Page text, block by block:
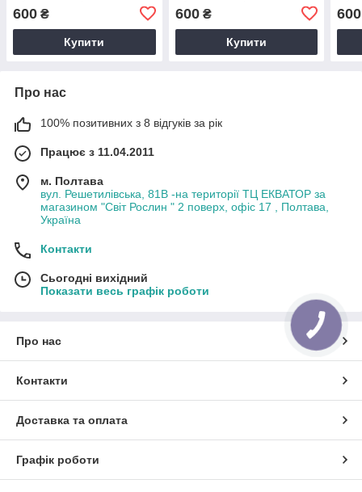
600 ₴
Купити
600₴
Купити
600
Про нас
100% позитивних з 8 відгуків за рік
Працює з 11.04.2011
м. Полтава
вул. Решетилівська, 81В -на території ТЦ ЕКВАТОР за
магазином "Світ Рослин " 2 поверх, офіс 17 , Полтава,
Україна
Контакти
Сьогодні вихідний
Показати весь графік роботи
Про нас
Контакти
Доставка та оплата
Графік роботи